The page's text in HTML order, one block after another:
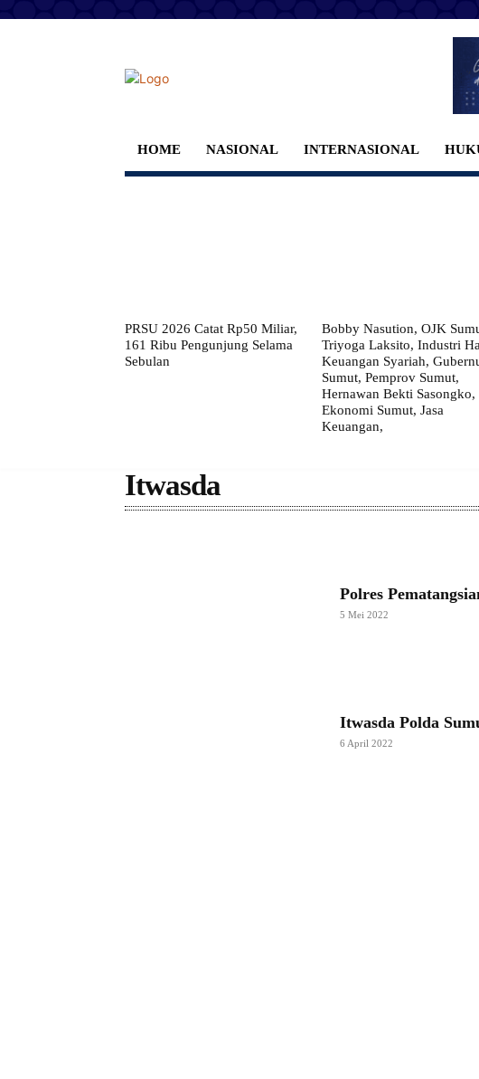
HOME NASIONAL INTERNASIONAL
PRSU 2026 Catat Rp50 Miliar,
161 Ribu Pengunjung Selama
Sebulan
Bobby Nasution, OJK
Triyoga Laksito, Industri
Keuangan Syariah,
Sumut, Pemprov Sumut,
Hernawan Bekti Sasongko,
Ekonomi Sumut, Jasa
Keuangan,
Itwasda
Polres
5 Mei 2022
Itwasda Polda
6 April 2022